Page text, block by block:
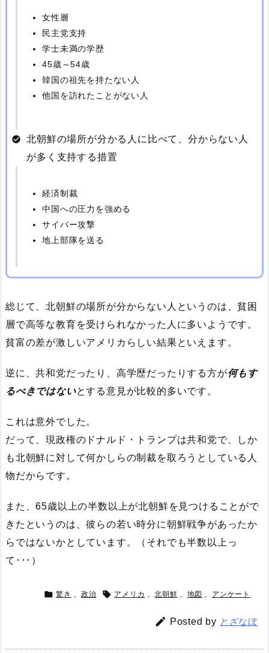
女性層
民主党支持
学士未満の学歴
45歳～54歳
韓国の祖先を持たない人
他国を訪れたことがない人
北朝鮮の場所が分かる人に比べて、分からない人
が多く支持する措置
経済制裁
中国への圧力を強める
サイバー攻撃
地上部隊を送る
総じて、北朝鮮の場所が分からない人というのは、貧困
層で高等な教育を受けられなかった人に多いようです。
貧富の差が激しいアメリカらしい結果といえます。
逆に、共和党だったり、高学歴だったりする方が何もす
るべきではないとする意見が比較的多いです。
これは意外でした。
だって、現政権のドナルド・トランプは共和党で、しか
も北朝鮮に対して何かしらの制裁を取ろうとしている人
物だからです。
また、65歳以上の半数以上が北朝鮮を見つけることがで
きたというのは、彼らの若い時分に朝鮮戦争があったか
らではないかとしています。（それでも半数以上っ
て･･･）
 驚き 政治  アメリカ 北朝鮮 地図 アンケート
 Posted by とざなぼ